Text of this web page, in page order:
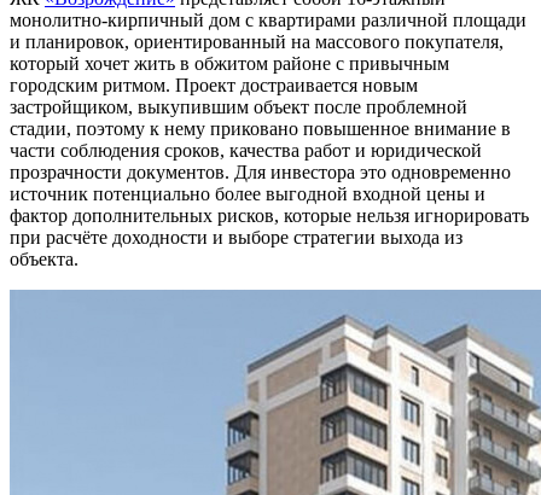
монолитно-кирпичный дом с квартирами различной площади
и планировок, ориентированный на массового покупателя,
который хочет жить в обжитом районе с привычным
городским ритмом. Проект достраивается новым
застройщиком, выкупившим объект после проблемной
стадии, поэтому к нему приковано повышенное внимание в
части соблюдения сроков, качества работ и юридической
прозрачности документов. Для инвестора это одновременно
источник потенциально более выгодной входной цены и
фактор дополнительных рисков, которые нельзя игнорировать
при расчёте доходности и выборе стратегии выхода из
объекта.